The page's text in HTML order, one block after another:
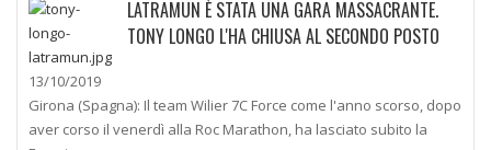
LATRAMUN È STATA UNA GARA MASSACRANTE.
TONY LONGO L'HA CHIUSA AL SECONDO POSTO
13/10/2019
Girona (Spagna): Il team Wilier 7C Force come l'anno scorso, dopo
aver corso il venerdì alla Roc Marathon, ha lasciato subito la